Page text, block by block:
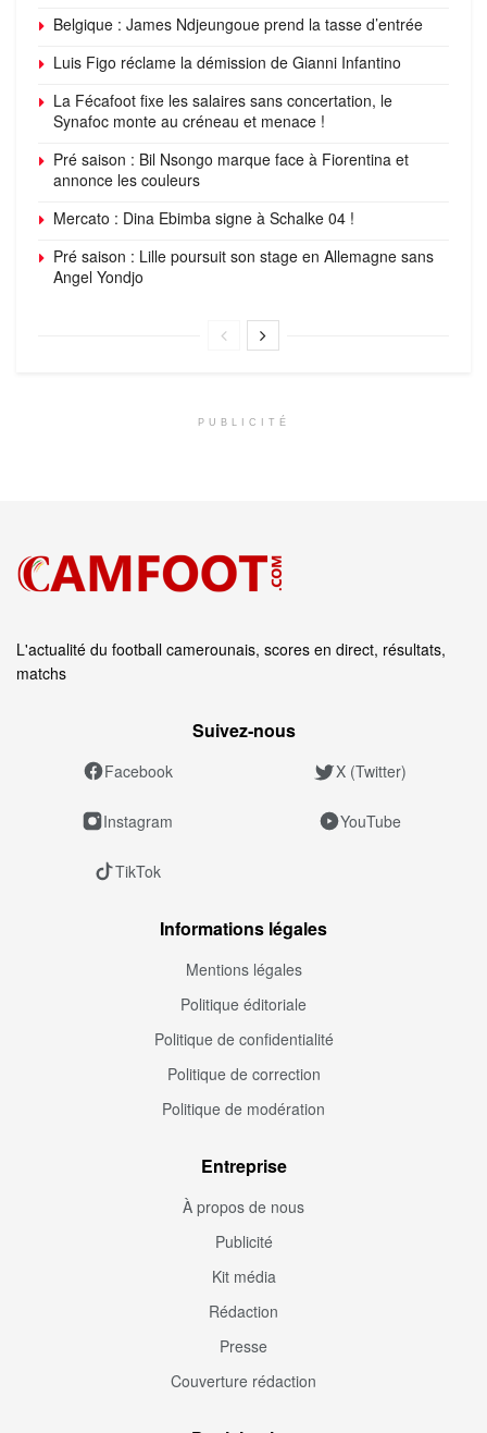
Belgique : James Ndjeungoue prend la tasse d’entrée
Luis Figo réclame la démission de Gianni Infantino
La Fécafoot fixe les salaires sans concertation, le
Synafoc monte au créneau et menace !
Pré saison : Bil Nsongo marque face à Fiorentina et
annonce les couleurs
Mercato : Dina Ebimba signe à Schalke 04 !
Pré saison : Lille poursuit son stage en Allemagne sans
Angel Yondjo
PUBLICITÉ
L'actualité du football camerounais, scores en direct, résultats,
matchs
Suivez‑nous
Facebook X (Twitter)
Instagram YouTube
TikTok
Informations légales
Mentions légales
Politique éditoriale
Politique de confidentialité
Politique de correction
Politique de modération
Entreprise
À propos de nous
Publicité
Kit média
Rédaction
Presse
Couverture rédaction